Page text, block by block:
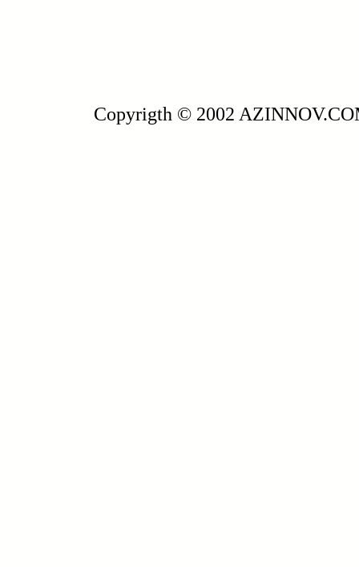
Copyrigth © 2002